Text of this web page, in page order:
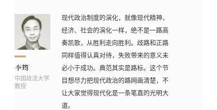
中国政法大学
教授
现代政治制度的演化，就像现代精神、
经济、社会的演化一样，绝不是一路高
奏凯歌，从胜利走向胜利。歧路和正路
同样值得认真对待，失败带来的意义未
必小于成功。典范其实是路标。这个节
目想尽力把现代政治的路网画清楚，不
让大家觉得现代化是一条笔直的光明大
道。